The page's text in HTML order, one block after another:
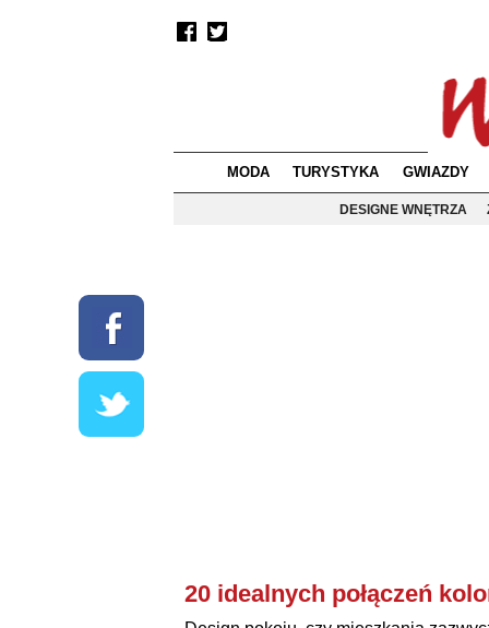
MODA TURYSTYKA GWIAZDY
DESIGNE WNĘTRZA
20 idealnych połączeń